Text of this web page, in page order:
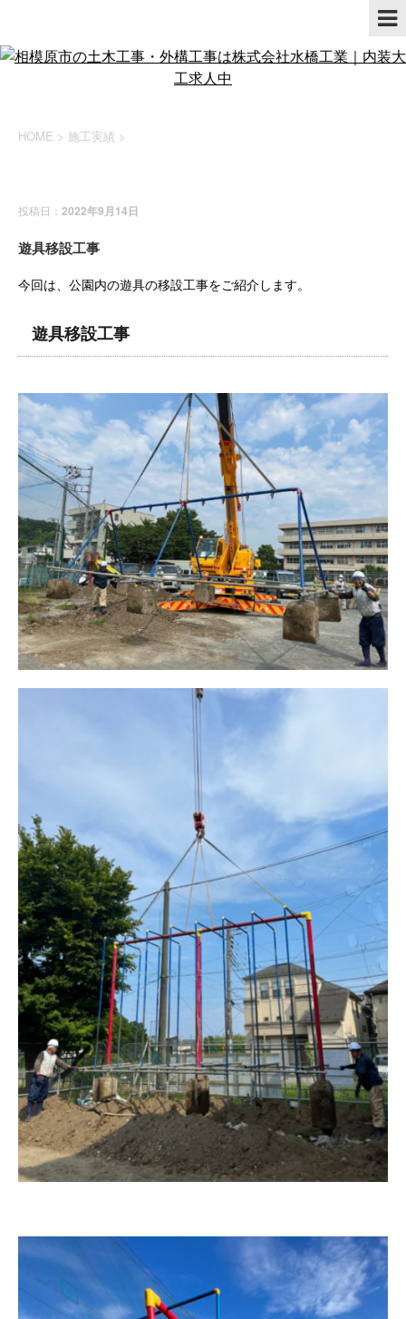
HOME > 施工実績 >
投稿日： 2022年9月14日
遊具移設工事
今回は、公園内の遊具の移設工事をご紹介します。
遊具移設工事